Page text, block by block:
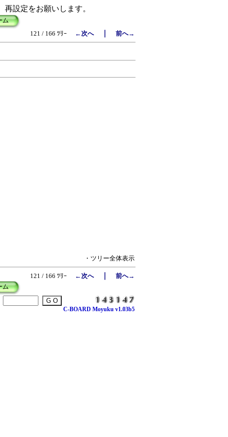
設定をお願いします。
ム
121 / 166 ﾂﾘｰ
←次へ｜ 前へ→
・ツリー全体表示
121 / 166 ﾂﾘｰ ←次へ｜ 前へ→
ム
C-BOARD Moyuku v1.03b5